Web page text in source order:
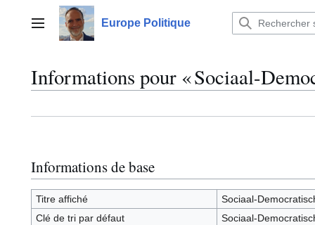
contenuMenu principalEurope Politique
Informations pour « Sociaal-
Informations de base
Titre affiché
Sociaal-
Clé de tri par défaut
Sociaal-